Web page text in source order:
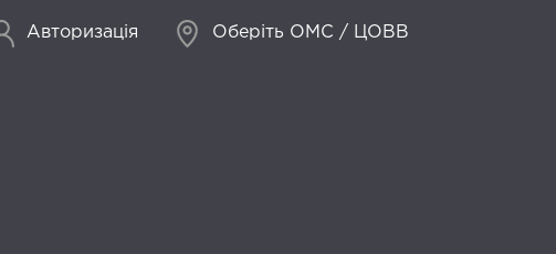
Авторизація Оберіть ОМС / ЦОВВ